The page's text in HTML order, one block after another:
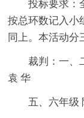
投标要求：
按总环数记入小
同上。本活动分
裁判：一、
袁 华
五、六年级